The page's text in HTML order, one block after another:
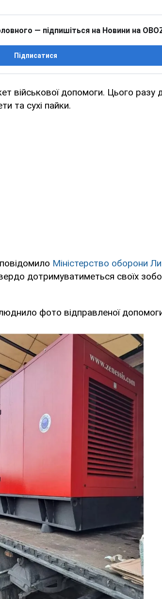
— підпишіться на Новини на
Підписатися
військової допомоги. Цього разу
та сухі пайки.
Міністерство оборони
дотримуватиметься своїх
фото відправленої